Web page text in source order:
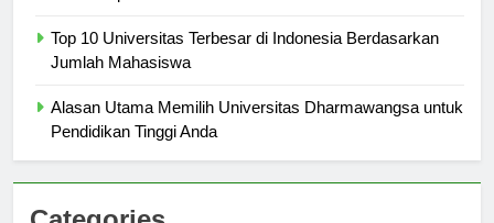
Top 10 Universitas Terbesar di Indonesia Berdasarkan
Alasan Utama Memilih Universitas Dharmawangsa untuk